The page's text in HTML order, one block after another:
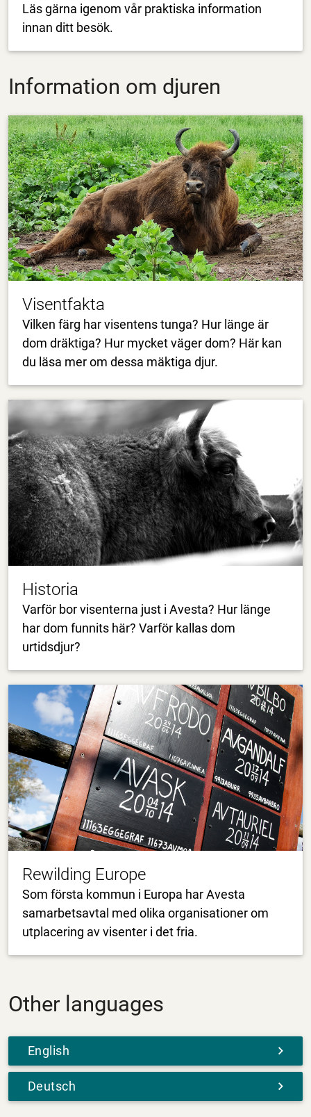
Läs gärna igenom vår praktiska information
innan ditt besök.
Information om djuren
Visentfakta
Vilken färg har visentens tunga? Hur länge är
dom dräktiga? Hur mycket väger dom? Här kan
du läsa mer om dessa mäktiga djur.
Historia
Varför bor visenterna just i Avesta? Hur länge
har dom funnits här? Varför kallas dom
urtidsdjur?
Rewilding Europe
Som första kommun i Europa har Avesta
samarbetsavtal med olika organisationer om
utplacering av visenter i det fria.
Other languages
English
Deutsch